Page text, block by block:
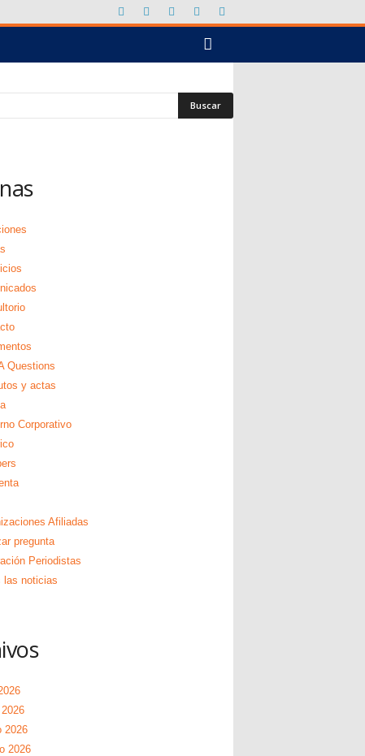
Questions
y actas
Corporativo
Afiliadas
pregunta
Periodistas
las noticias
2026
2026